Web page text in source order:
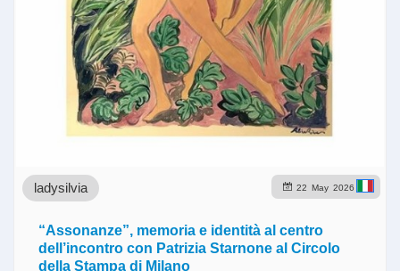
22 May 2026
ladysilvia
“Assonanze”, memoria e identità al centro
dell’incontro con Patrizia Starnone al Circolo
della Stampa di Milano